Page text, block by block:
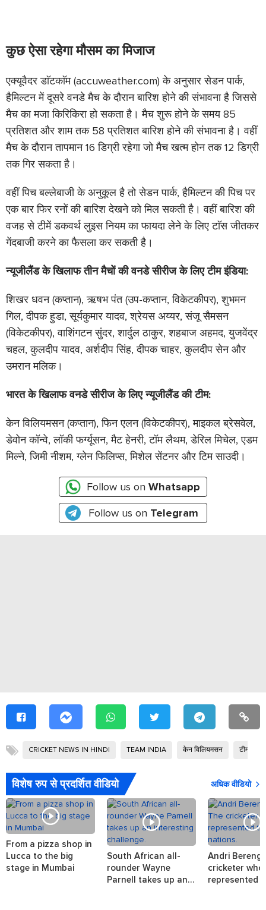
कुछ ऐसा रहेगा मौसम का मिजाज
एक्यूवैदर डाॅटकाॅम (accuweather.com) के अनुसार सेडन पार्क,
हैमिल्टन में दूसरे वनडे मैच के दौरान बारिश होने की संभावना है जिससे
मैच का मजा किरिकिरा हो सकता है। मैच शुरू होने के समय 85
प्रतिशत और शाम तक 58 प्रतिशत बारिश होने की संभावना है। वहीं
मैच के दौरान तापमान 16 डिग्री रहेगा जो मैच खत्म होन तक 12 डिग्री
तक गिर सकता है।
वहीं पिच बल्लेबाजी के अनुकूल है तो सेडन पार्क, हैमिल्टन की पिच पर
एक बार फिर रनों की बारिश देखने को मिल सकती है। वहीं बारिश की
वजह से टीमें डकवर्थ लुइस नियम का फायदा लेने के लिए टाॅस जीतकर
गेंदबाजी करने का फैसला कर सकती है।
न्यूजीलैंड के खिलाफ तीन मैचों की वनडे सीरीज के लिए टीम इंडिया:
शिखर धवन (कप्तान), ऋषभ पंत (उप-कप्तान, विकेटकीपर), शुभमन
गिल, दीपक हुडा, सूर्यकुमार यादव, श्रेयस अय्यर, संजू सैमसन
(विकेटकीपर), वाशिंगटन सुंदर, शार्दुल ठाकुर, शहबाज अहमद, युजवेंद्र
चहल, कुलदीप यादव, अर्शदीप सिंह, दीपक चाहर, कुलदीप सेन और
उमरान मलिक।
भारत के खिलाफ वनडे सीरीज के लिए न्यूजीलैंड की टीम:
केन विलियमसन (कप्तान), फिन एलन (विकेटकीपर), माइकल ब्रेसवेल,
डेवोन कॉन्वे, लॉकी फर्ग्यूसन, मैट हेनरी, टॉम लैथम, डेरिल मिचेल, एडम
मिल्ने, जिमी नीशम, ग्लेन फिलिप्स, मिशेल सेंटनर और टिम साउदी।
Follow us on Whatsapp
Follow us on Telegram
CRICKET NEWS IN HINDI TEAM INDIA केन विलियमसन टीम इंडिया
विशेष रुप से प्रदर्शित वीडियो अधिक वीडियो
From a pizza shop in
Lucca to the big
stage in Mumbai
South African all-
rounder Wayne
Parnell takes up an
Andri
cricketer who
represented